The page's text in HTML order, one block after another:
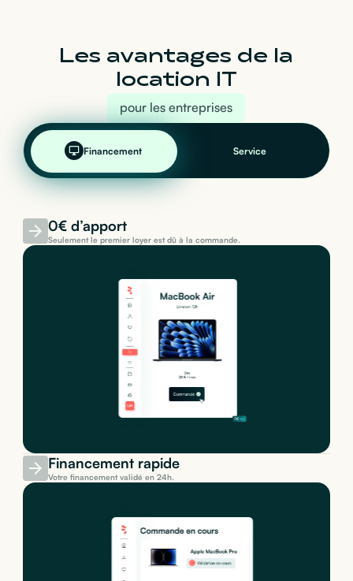
Les avantages de la
location IT
pour les entreprises
Financement Service
0€ d’apport
Seulement le premier loyer est dû à la commande.
Financement rapide
Votre financement validé en 24h.